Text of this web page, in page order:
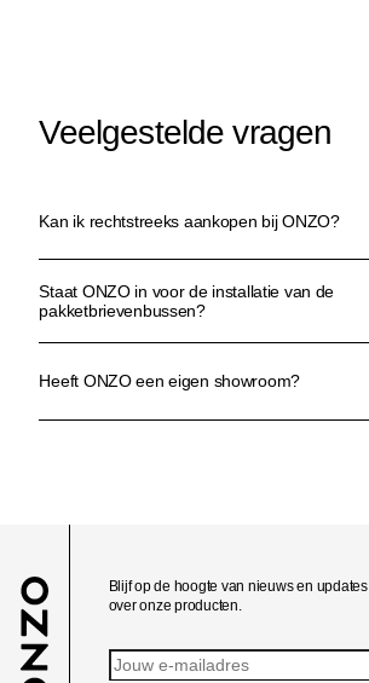
Veelgestelde vragen
Kan ik rechtstreeks aankopen bij ONZO?
Staat ONZO in voor de installatie van de
pakketbrievenbussen?
Heeft ONZO een eigen showroom?
Blijf op de hoogte van nieuws en updates
over onze producten.